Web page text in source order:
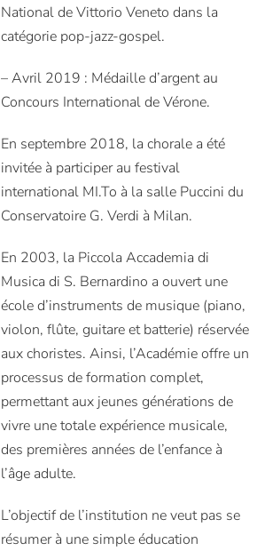
National de Vittorio Veneto dans la
catégorie pop-jazz-gospel.
– Avril 2019 : Médaille d’argent au
Concours International de Vérone.
En septembre 2018, la chorale a été
invitée à participer au festival
international MI.To à la salle Puccini du
Conservatoire G. Verdi à Milan.
En 2003, la Piccola Accademia di
Musica di S. Bernardino a ouvert une
école d’instruments de musique (piano,
violon, flûte, guitare et batterie) réservée
aux choristes. Ainsi, l’Académie offre un
processus de formation complet,
permettant aux jeunes générations de
vivre une totale expérience musicale,
des premières années de l’enfance à
l’âge adulte.
L’objectif de l’institution ne veut pas se
résumer à une simple éducation